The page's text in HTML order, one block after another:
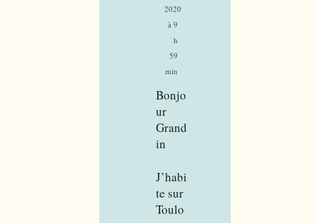
2020
à 9
h
59
min
Bonjo
ur
Grand
in
J’habi
te sur
Toulo